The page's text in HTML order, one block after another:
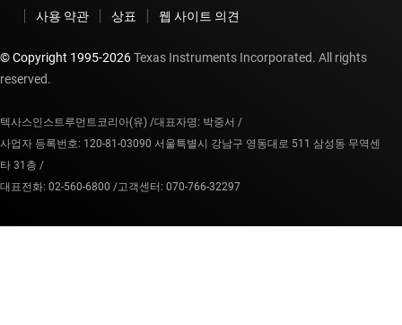
사용 약관
상표 웹 사이트 의견
© Copyright 1995-2026Texas Instruments Incorporated. All rights
reserved.
텍사스인스트루먼트코리아(유) /대표자명: 박중서 /
사업자 등록번호: 120-81-03090 서울특별시 강남구 영동대로 511 삼성동 무역센
타 31층 /
대표전화: 02-560-6800 /고객센터: 070-766-32297